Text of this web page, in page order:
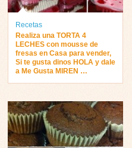
Recetas
Realiza una TORTA 4
LECHES con mousse de
fresas en Casa para vender,
Si te gusta dinos HOLA y dale
a Me Gusta MIREN …